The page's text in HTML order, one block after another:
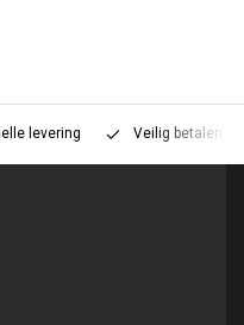
levering Veilig betalen